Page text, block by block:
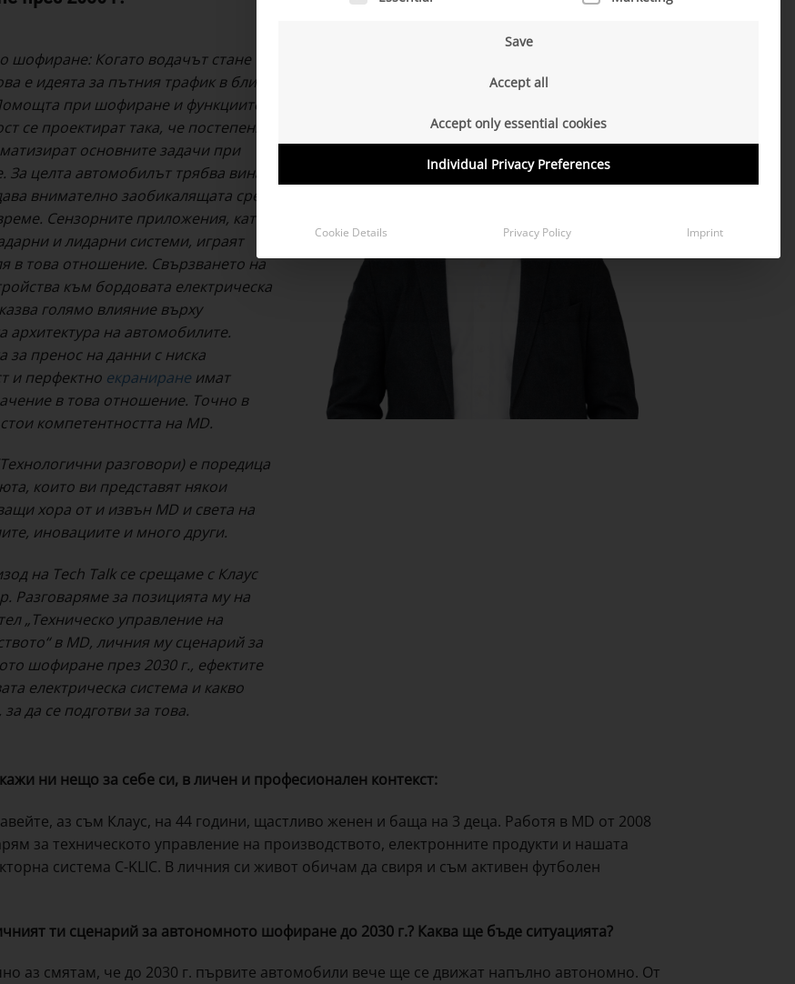
шофиране: Когато водачът стане
е идеята за пътния трафик в близко
при шофиране и функциите за
се проектират така, че постепенно
основните задачи при
целта автомобилът трябва винаги
внимателно заобикалящата среда
Сензорните приложения, като
и лидарни системи, играят
в това отношение. Свързването на
към бордовата електрическа
голямо влияние върху
архитектура на автомобилите.
за пренос на данни с ниска
и перфектно екраниране имат
в това отношение. Точно в
компетентността на MD.
разговори) е поредица
които ви представят някои
хора от и извън MD и света на
иновациите и много други.
на Tech Talk се срещаме с Клаус
Разговаряме за позицията му на
„Техническо управление на
в MD, личния му сценарий за
шофиране през 2030 г., ефектите
електрическа система и какво
да се подготви за това.
ни нещо за себе си, в личен и професионален контекст:
аз съм Клаус, на 44 години, щастливо женен и баща на 3 деца. Работя в MD от 2008
за техническото управление на производството, електронните продукти и нашата
система C-KLIC. В личния си живот обичам да свиря и съм активен футболен
ти сценарий за автономното шофиране до 2030 г.? Каква ще бъде ситуацията?
аз смятам, че до 2030 г. първите автомобили вече ще се движат напълно автономно. От
Save
Accept all
Accept only essential cookies
Individual Privacy Preferences
Cookie Details Privacy Policy Imprint